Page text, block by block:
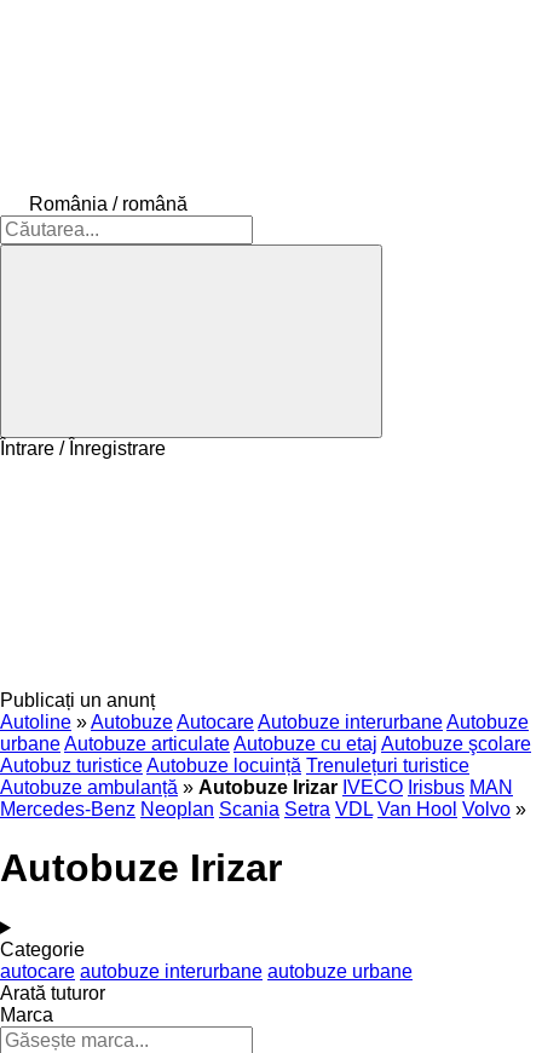
România / română
Întrare / Înregistrare
Publicați un anunț
Autoline »AutobuzeAutocareAutobuze interurbaneAutobuze
urbaneAutobuze articulateAutobuze cu etaj Autobuze şcolare
Autobuz turisticeAutobuze locuință Trenulețuri turistice
Autobuze ambulanță » Autobuze Irizar IVECO Irisbus MAN
Mercedes-Benz Neoplan Scania Setra VDL Van Hool Volvo »
Autobuze Irizar
Categorie
autocare autobuze interurbane autobuze urbane
Arată tuturor
Marca